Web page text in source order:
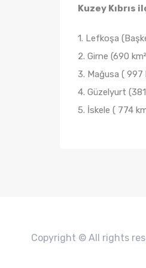
Kuzey Kıbrıs
1. Lefkoşa
2. Girne (690
3. Mağusa ( 997
4. Güzelyurt
5. İskele ( 774
Copyright © All rights